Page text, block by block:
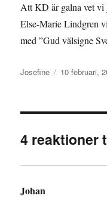
Att KD är galna vet
Else-Marie Lindgren
med ”Gud välsigne
Författare
Josefine
Publicerat
10 februari,
4 reaktioner
Johan